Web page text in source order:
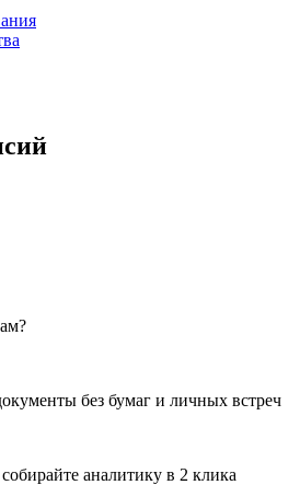
без бумаг и личных встреч
аналитику в 2 клика